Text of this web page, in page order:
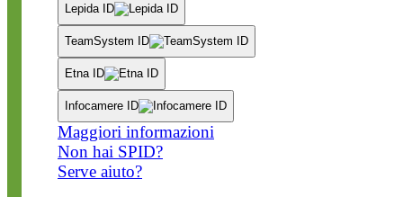
Lepida ID
TeamSystem ID
Etna ID
Infocamere ID
Maggiori informazioni
Non hai SPID?
Serve aiuto?